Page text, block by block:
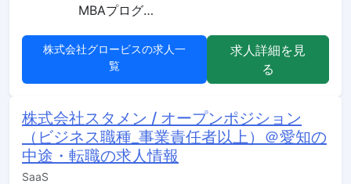
MBAプログ…
株式会社グロービスの求人一
覧
求人詳細を見
る
株式会社スタメン / オープンポジション
（ビジネス職種_事業責任者以上）＠愛知の
中途・転職の求人情報
SaaS